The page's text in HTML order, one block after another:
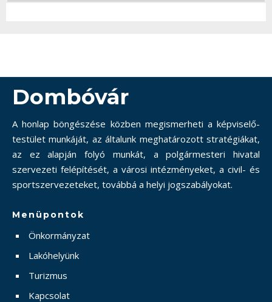
Dombóvár
A honlap böngészése közben megismerheti a képviselő-
testület munkáját, az általunk meghatározott stratégiákat,
az ez alapján folyó munkát, a polgármesteri hivatal
szervezeti felépítését, a városi intézményeket, a civil- és
sportszervezeteket, továbbá a helyi jogszabályokat.
Menüpontok
Önkormányzat
Lakóhelyünk
Turizmus
Kapcsolat